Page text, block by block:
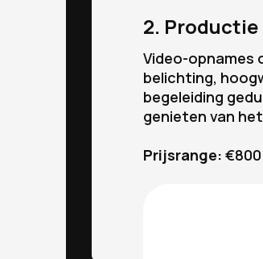
2. Productie
Video-opnames
belichting,
begeleiding
genieten van
Prijsrange: